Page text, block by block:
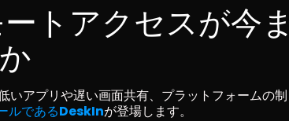
トアクセスが今ま
アプリや遅い画面共有、プラットフォームの制
ルであるDeskInが登場します。